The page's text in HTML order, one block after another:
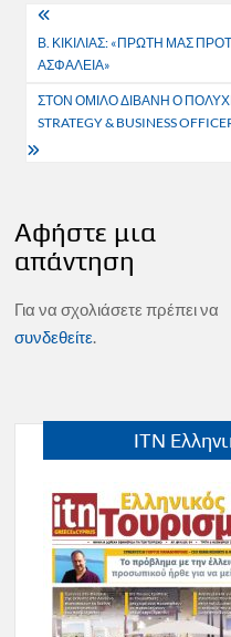
Πλοήγηση
άρθρων
Β. ΚΙΚΙΛΙΑΣ: «ΠΡΩΤΗ ΜΑΣ
ΑΣΦΑΛΕΙΑ»
ΣΤΟΝ ΟΜΙΛΟ ΔΙΒΑΝΗ Ο
STRATEGY & BUSINESS
Αφήστε μια
απάντηση
Για να σχολιάσετε πρέπει να
συνδεθείτε.
ITN